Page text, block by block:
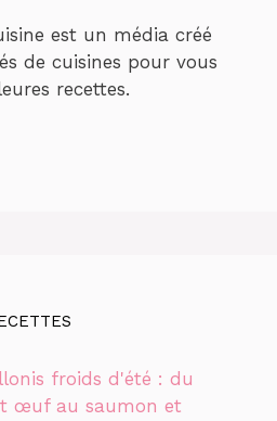
est un média créé
de cuisines pour vous
recettes.
froids d'été : du
œuf au saumon et